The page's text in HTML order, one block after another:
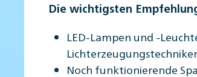
Die wichtigsten
LED-Lampen und -
Noch funktionierende